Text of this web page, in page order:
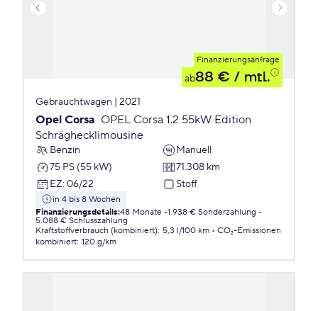
Finanzierungsanfrage
ab88 € / mtl.
Gebrauchtwagen | 2021
Opel Corsa OPEL Corsa 1.2 55kW Edition
Schräghecklimousine
Benzin
Manuell
75 PS (55 kW)
71.308 km
EZ: 06/22 Stoff
in 4 bis 8 Wochen
Finanzierungsdetails:48 Monate 1.938 € Sonderzahlung
5.088 € Schlusszahlung
Kraftstoffverbrauch (kombiniert): 5,3 l/100 km
CO₂-Emissionen
kombiniert: 120 g/km